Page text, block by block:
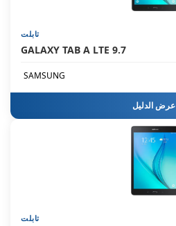
تابلت
GALAXY TAB A LTE 9.7
SAMSUNG
عرض الدليل
تابلت